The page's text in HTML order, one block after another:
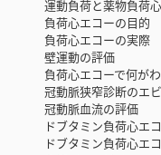
運動負荷と薬物負荷心
負荷心エコーの目的
負荷心エコーの実際
壁運動の評価
負荷心エコーで何がわ
冠動脈狭窄診断のエビ
冠動脈血流の評価
ドブタミン負荷心エコ
ドブタミン負荷心エコ